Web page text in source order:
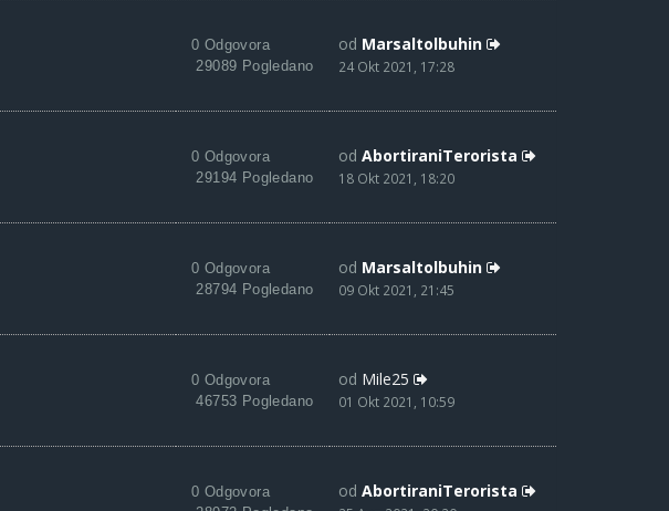
0 Odgovora
29089 Pogledano
od Marsaltolbuhin
24 Okt 2021, 17:28
0 Odgovora
29194 Pogledano
od AbortiraniTerorista
18 Okt 2021, 18:20
0 Odgovora
28794 Pogledano
od Marsaltolbuhin
09 Okt 2021, 21:45
0 Odgovora
46753 Pogledano
od Mile25
01 Okt 2021, 10:59
0 Odgovora
od AbortiraniTerorista